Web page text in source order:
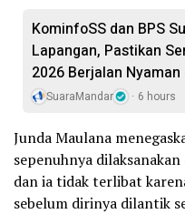
KominfoSS dan BPS
Lapangan, Pastikan
2026 Berjalan
SuaraMandar 6 hours
Junda Maulana
sepenuhnya
dan ia tidak terlibat
sebelum dirinya dilantik